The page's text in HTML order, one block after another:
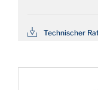
Technischer